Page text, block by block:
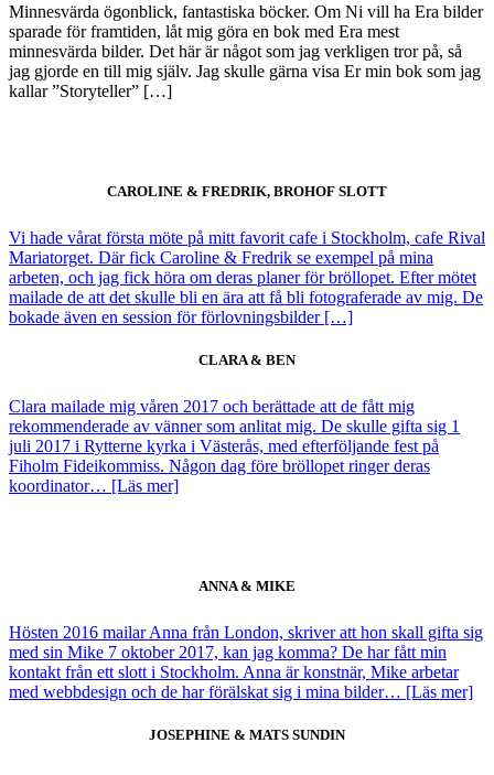
Minnesvärda ögonblick, fantastiska böcker. Om Ni vill ha Era bilder
sparade för framtiden, låt mig göra en bok med Era mest
minnesvärda bilder. Det här är något som jag verkligen tror på, så
jag gjorde en till mig själv. Jag skulle gärna visa Er min bok som jag
kallar ”Storyteller” […]
CAROLINE & FREDRIK, BROHOF SLOTT
Vi hade vårat första möte på mitt favorit cafe i Stockholm, cafe Rival
Mariatorget. Där fick Caroline & Fredrik se exempel på mina
arbeten, och jag fick höra om deras planer för bröllopet. Efter mötet
mailade de att det skulle bli en ära att få bli fotograferade av mig. De
bokade även en session för förlovningsbilder […]
CLARA & BEN
Clara mailade mig våren 2017 och berättade att de fått mig
rekommenderade av vänner som anlitat mig. De skulle gifta sig 1
juli 2017 i Rytterne kyrka i Västerås, med efterföljande fest på
Fiholm Fideikommiss. Någon dag före bröllopet ringer deras
koordinator… [Läs mer]
ANNA & MIKE
Hösten 2016 mailar Anna från London, skriver att hon skall gifta sig
med sin Mike 7 oktober 2017, kan jag komma? De har fått min
kontakt från ett slott i Stockholm. Anna är konstnär, Mike arbetar
med webbdesign och de har förälskat sig i mina bilder… [Läs mer]
JOSEPHINE & MATS SUNDIN